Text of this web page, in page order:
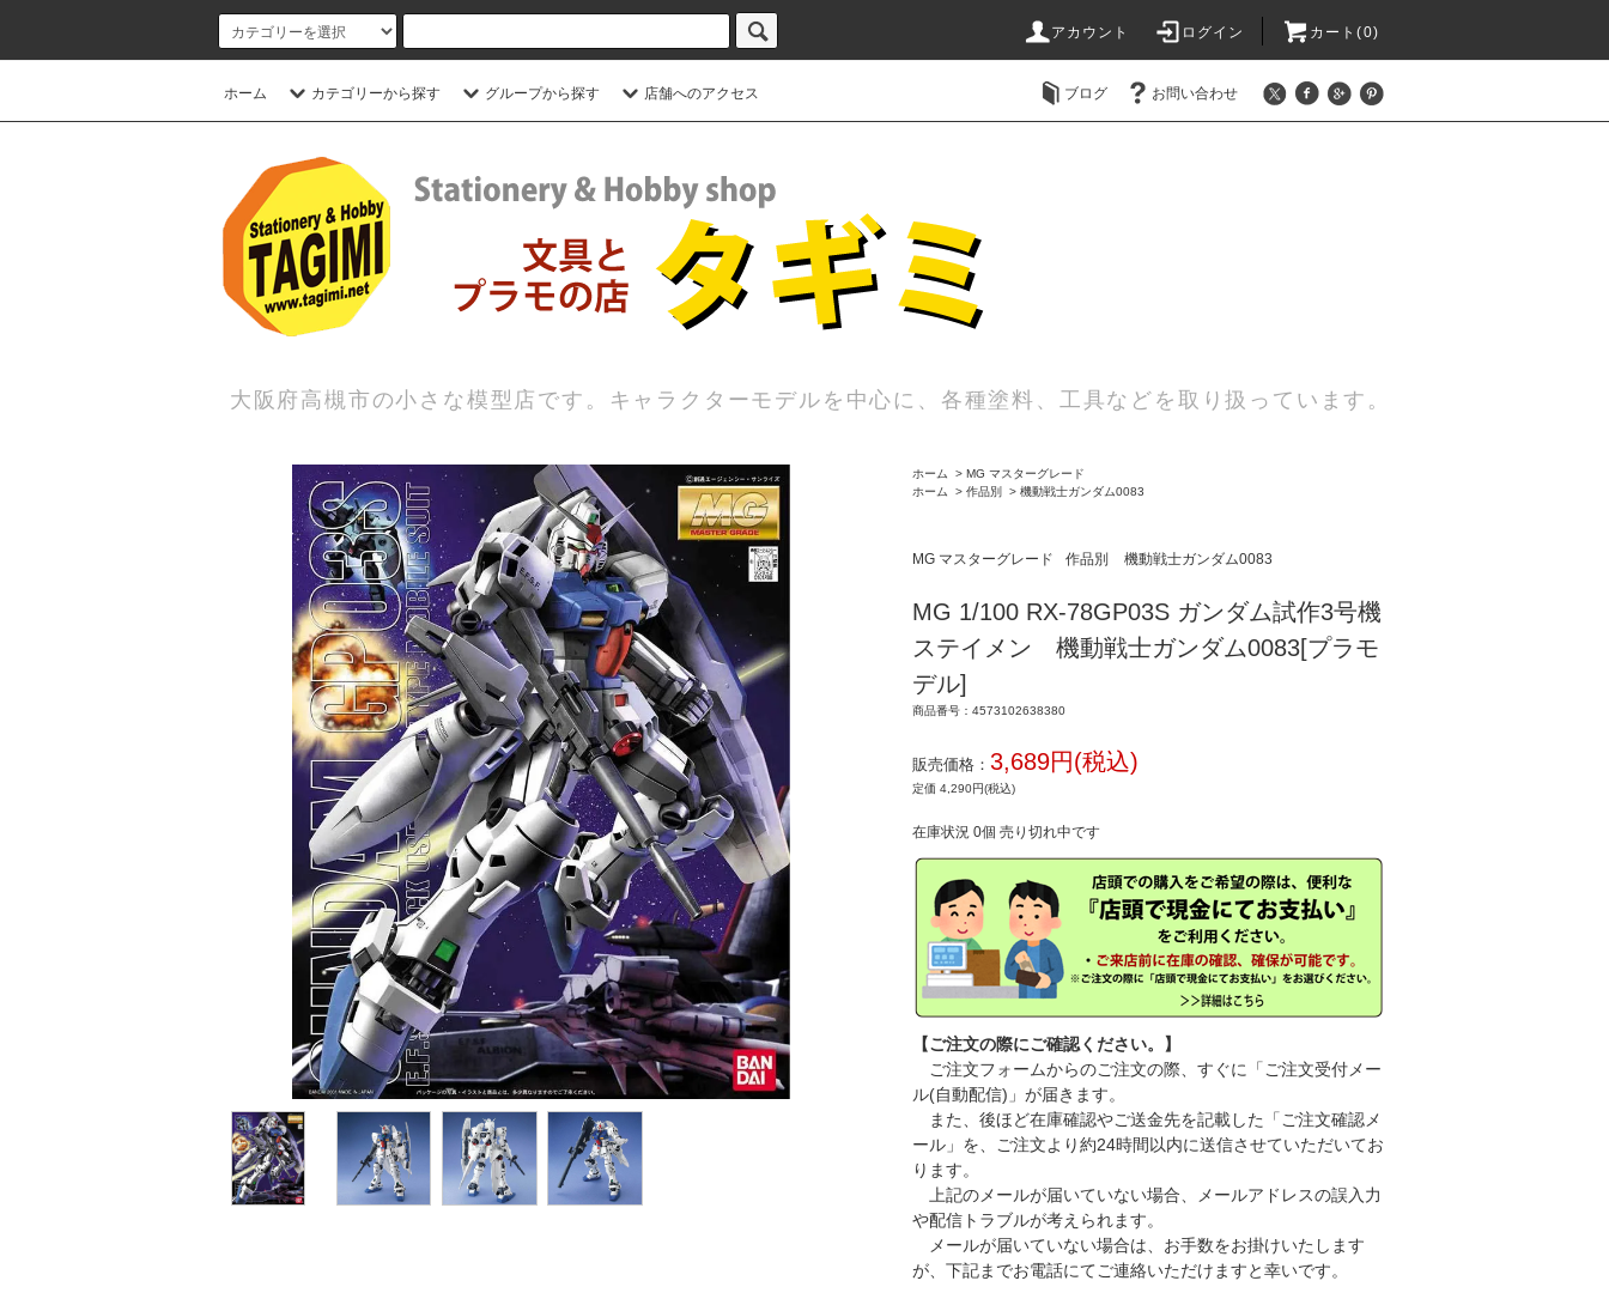
アカウント ログイン カート(0)
ホーム カテゴリーから探す グループから探す 店舗へのアクセス ブログ お問い合わせ
大阪府高槻市の小さな模型店です。キャラクターモデルを中心に、各種塗料、工具などを取り扱っています。
ホーム > MG マスターグレード
ホーム
> 作品別 > 機動戦士ガンダム0083
MG マスターグレード 作品別 機動戦士ガンダム0083
MG 1/100 RX-78GP03S ガンダム試作3号機
ステイメン 機動戦士ガンダム0083[プラモ
デル]
商品番号：4573102638380
販売価格： 3,689円(税込)
定価 4,290円(税込)
在庫状況 0個 売り切れ中です
【ご注文の際にご確認ください。】
ご注文フォームからのご注文の際、すぐに「ご注文受付メー
ル(自動配信)」が届きます。
また、後ほど在庫確認やご送金先を記載した「ご注文確認メ
ール」を、ご注文より約24時間以内に送信させていただいてお
ります。
上記のメールが届いていない場合、メールアドレスの誤入力
や配信トラブルが考えられます。
メールが届いていない場合は、お手数をお掛けいたします
が、下記までお電話にてご連絡いただけますと幸いです。